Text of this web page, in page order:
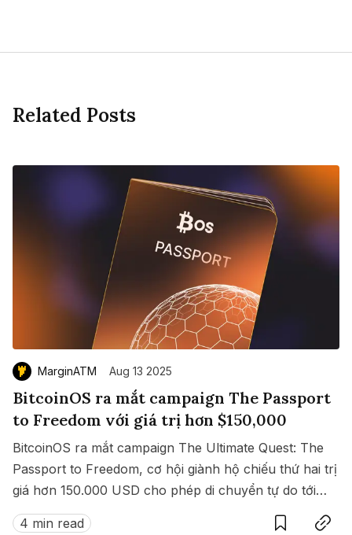
Related Posts
MarginATM Aug 13 2025
BitcoinOS ra mắt campaign The Passport
to Freedom với giá trị hơn $150,000
BitcoinOS ra mắt campaign The Ultimate Quest: The
Passport to Freedom, cơ hội giành hộ chiếu thứ hai trị
giá hơn 150.000 USD cho phép di chuyển tự do tới
hàng loạt quốc gia không cần visa.
4 min read
SaveCopy link